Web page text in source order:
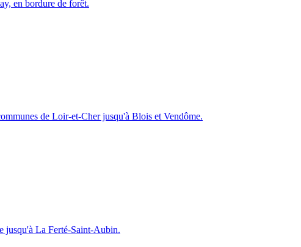
en bordure de forêt.
de Loir-et-Cher jusqu'à Blois et Vendôme.
jusqu'à La Ferté-Saint-Aubin.